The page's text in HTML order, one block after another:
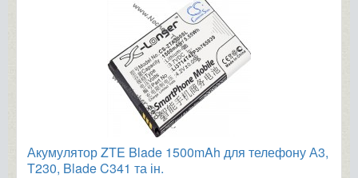
Акумулятор ZTE Blade 1500mAh для телефону А3,
T230, Blade C341 та ін.